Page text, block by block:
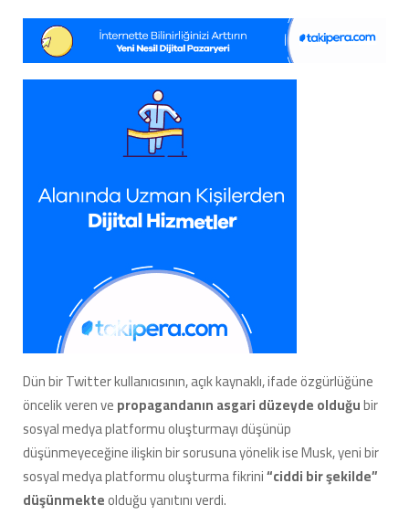
Dün bir Twitter kullanıcısının, açık kaynaklı, ifade özgürlüğüne
öncelik veren vepropagandanın asgari düzeyde olduğubir
sosyal medya platformu oluşturmayı düşünüp
düşünmeyeceğine ilişkin bir sorusuna yönelik ise Musk, yeni bir
sosyal medya platformu oluşturma fikrini“ciddi bir şekilde”
düşünmekteolduğu yanıtını verdi.